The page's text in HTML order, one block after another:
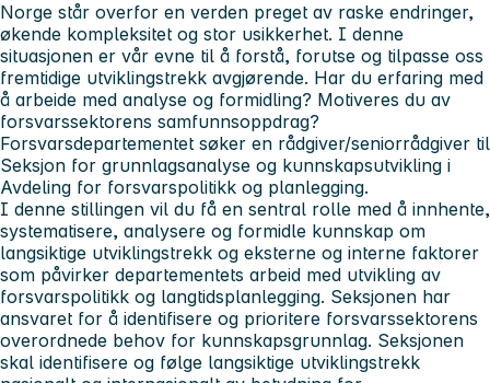
Norge står overfor en verden preget av raske endringer,
økende kompleksitet og stor usikkerhet. I denne
situasjonen er vår evne til å forstå, forutse og tilpasse oss
fremtidige utviklingstrekk avgjørende. Har du erfaring med
å arbeide med analyse og formidling? Motiveres du av
forsvarssektorens samfunnsoppdrag?
Forsvarsdepartementet søker en rådgiver/seniorrådgiver til
Seksjon for grunnlagsanalyse og kunnskapsutvikling i
Avdeling for forsvarspolitikk og planlegging.
I denne stillingen vil du få en sentral rolle med å innhente,
systematisere, analysere og formidle kunnskap om
langsiktige utviklingstrekk og eksterne og interne faktorer
som påvirker departementets arbeid med utvikling av
forsvarspolitikk og langtidsplanlegging. Seksjonen har
ansvaret for å identifisere og prioritere forsvarssektorens
overordnede behov for kunnskapsgrunnlag. Seksjonen
skal identifisere og følge langsiktige utviklingstrekk